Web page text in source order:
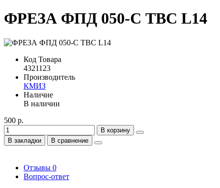
ФРЕЗА ФПД 050-С ТВС L14
Код Товара
4321123
Производитель
КМИЗ
Наличие
В наличии
500 р.
В корзину
В закладки
В сравнение
Отзывы 0
Вопрос-ответ